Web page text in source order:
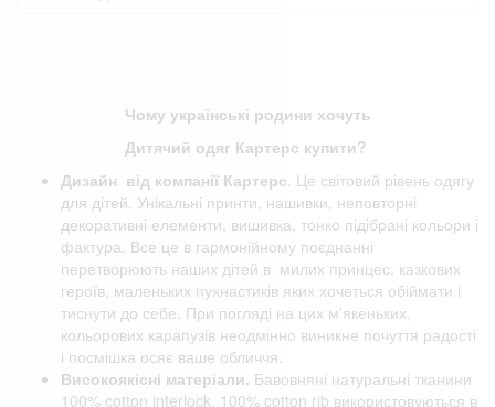
Чому українські родини хочуть
Дитячий одяг Картерс купити?
Дизайн від компанії Картерс . Це світовий рівень одягу
для дітей. Унікальні принти, нашивки, неповторні
декоративні елементи, вишивка, тонко підібрані кольори і
фактура. Все це в гармонійному поєднанні
перетворюють наших дітей в милих принцес, казкових
героїв, маленьких пухнастиків яких хочеться обіймати і
тиснути до себе. При погляді на цих м'якеньких,
кольорових карапузів неодмінно виникне почуття радості
і посмішка осяє ваше обличчя.
Високоякісні матеріали. Бавовняні натуральні тканини
100% cotton interlock, 100% cotton rib використовуються в